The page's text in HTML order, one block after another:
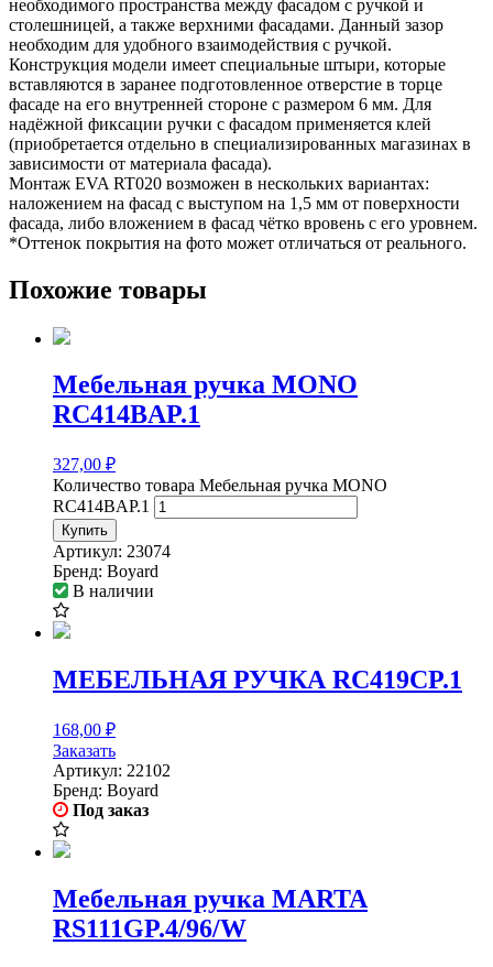
необходимого пространства между фасадом с ручкой и
столешницей, а также верхними фасадами. Данный зазор
необходим для удобного взаимодействия с ручкой.
Конструкция модели имеет специальные штыри, которые
вставляются в заранее подготовленное отверстие в торце
фасаде на его внутренней стороне с размером 6 мм. Для
надёжной фиксации ручки с фасадом применяется клей
(приобретается отдельно в специализированных магазинах в
зависимости от материала фасада).
Монтаж EVA RT020 возможен в нескольких вариантах:
наложением на фасад с выступом на 1,5 мм от поверхности
фасада, либо вложением в фасад чётко вровень с его уровнем.
*Оттенок покрытия на фото может отличаться от реального.
Похожие товары
Мебельная ручка MONO
RC414BAP.1
327,00 ₽
Количество товара Мебельная ручка MONO
RC414BAP.1
Купить
Артикул: 23074
Бренд: Boyard
В наличии
МЕБЕЛЬНАЯ РУЧКА RC419CP.1
168,00 ₽
Заказать
Артикул: 22102
Бренд: Boyard
Под заказ
Мебельная ручка MARTA
RS111GP.4/96/W